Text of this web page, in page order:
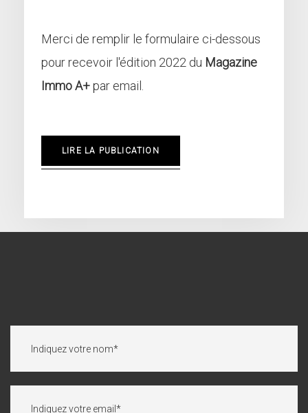
Merci de remplir le formulaire ci-dessous
pour recevoir l'édition 2022 du Magazine
Immo A+par email.
LIRE LA PUBLICATION